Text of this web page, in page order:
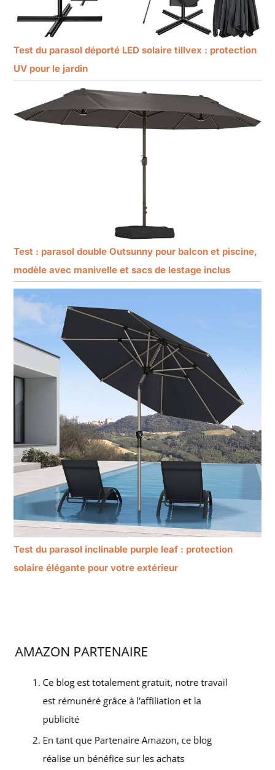
Test du parasol déporté LED solaire tillvex : protection
UV pour le jardin
Test : parasol double Outsunny pour balcon et piscine,
modèle avec manivelle et sacs de lestage inclus
Test du parasol inclinable purple leaf : protection
solaire élégante pour votre extérieur